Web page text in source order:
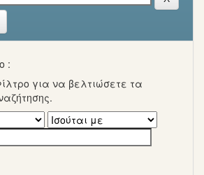
:
για να βελτιώσετε τα